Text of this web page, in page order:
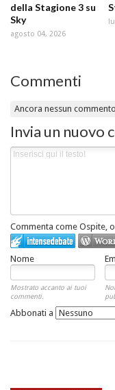
della Stagione 3 su
Sky
agosto 04, 2026
Commenti
Ancora nessun
Invia un nuovo
Commenta come Ospite,
Nome
Mostrato accanto ai tuoi
commenti.
Abbonati a